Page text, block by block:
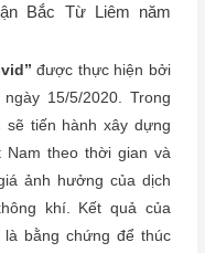
Bắc Từ Liêm năm
được thực hiện bởi
15/5/2020. Trong
sẽ tiến hành xây dựng
Nam theo thời gian và
ảnh hưởng của dịch
khí. Kết quả của
bằng chứng để thúc